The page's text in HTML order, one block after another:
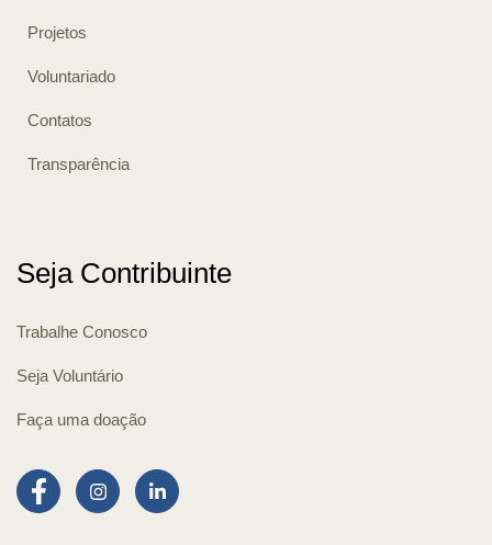
Projetos
Voluntariado
Contatos
Transparência
Seja Contribuinte
Trabalhe Conosco
Seja Voluntário
Faça uma doação